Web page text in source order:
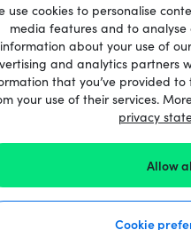
use cookies to personalise
media features and to analyse
information about your use of
and analytics partners
that you’ve provided to
your use of their services.
privacy
Allow
Cookie